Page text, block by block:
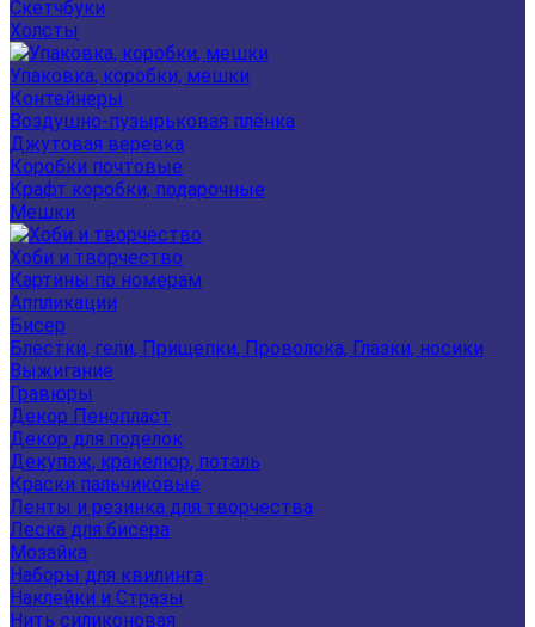
Скетчбуки
Холсты
Упаковка, коробки, мешки
Контейнеры
Воздушно-пузырьковая плёнка
Джутовая веревка
Коробки почтовые
Крафт коробки, подарочные
Мешки
Хоби и творчество
Картины по номерам
Аппликации
Бисер
Блестки, гели, Прищепки, Проволока, Глазки, носики
Выжигание
Гравюры
Декор Пенопласт
Декор для поделок
Декупаж, кракелюр, поталь
Краски пальчиковые
Ленты и резинка для творчества
Леска для бисера
Мозайка
Наборы для квилинга
Наклейки и Стразы
Нить силиконовая